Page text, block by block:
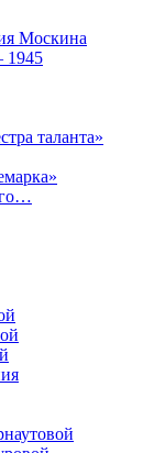
Москина
1945
таланта»